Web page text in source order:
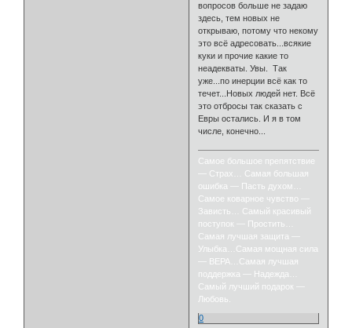
вопросов больше не задаю
здесь, тем новых не
открываю, потому что некому
это всё адресовать...всякие
куки и прочие какие то
неадекваты. Увы. Так
уже...по инерции всё как то
течет...Новых людей нет. Всё
это отбросы так сказать с
Евры остались. И я в том
числе, конечно...
Самое большое препятствие
— Страх… Самая большая
ошибка — Пасть духом…
Самое коварное чувство —
Зависть… Самый красивый
поступок — Простить…
Самая лучшая защита —
Улыбка…Самая мощная сила
— ВЕРА…Самая лучшая
поддержка — Надежда…
Самый лучший подарок —
Любовь.
0